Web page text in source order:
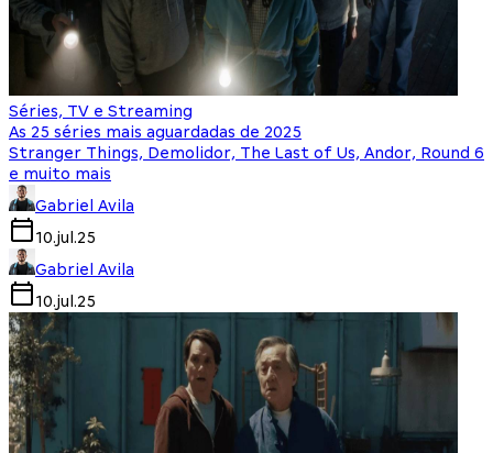
Séries, TV e Streaming
As 25 séries mais aguardadas de 2025
Stranger Things, Demolidor, The Last of Us, Andor, Round 6
e muito mais
Gabriel Avila
10.jul.25
Gabriel Avila
10.jul.25